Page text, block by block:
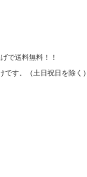
で送料無料！！
です。
（土日祝日を除く）